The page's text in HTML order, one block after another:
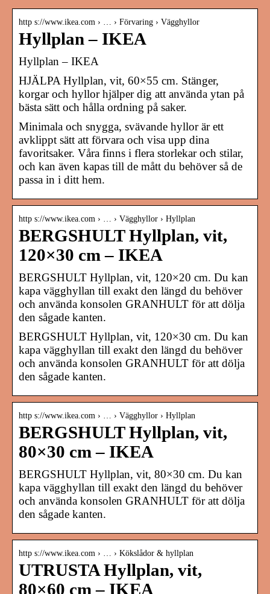
http s://www.ikea.com › … › Förvaring › Vägghyllor
Hyllplan – IKEA
Hyllplan – IKEA
HJÄLPA Hyllplan, vit, 60×55 cm. Stänger,
korgar och hyllor hjälper dig att använda ytan på
bästa sätt och hålla ordning på saker.
Minimala och snygga, svävande hyllor är ett
avklippt sätt att förvara och visa upp dina
favoritsaker. Våra finns i flera storlekar och stilar,
och kan även kapas till de mått du behöver så de
passa in i ditt hem.
http s://www.ikea.com › … › Vägghyllor › Hyllplan
BERGSHULT Hyllplan, vit,
120×30 cm – IKEA
BERGSHULT Hyllplan, vit, 120×20 cm. Du kan
kapa vägghyllan till exakt den längd du behöver
och använda konsolen GRANHULT för att dölja
den sågade kanten.
BERGSHULT Hyllplan, vit, 120×30 cm. Du kan
kapa vägghyllan till exakt den längd du behöver
och använda konsolen GRANHULT för att dölja
den sågade kanten.
http s://www.ikea.com › … › Vägghyllor › Hyllplan
BERGSHULT Hyllplan, vit,
80×30 cm – IKEA
BERGSHULT Hyllplan, vit, 80×30 cm. Du kan
kapa vägghyllan till exakt den längd du behöver
och använda konsolen GRANHULT för att dölja
den sågade kanten.
http s://www.ikea.com › … › Kökslådor & hyllplan
UTRUSTA Hyllplan, vit,
80×60 cm – IKEA